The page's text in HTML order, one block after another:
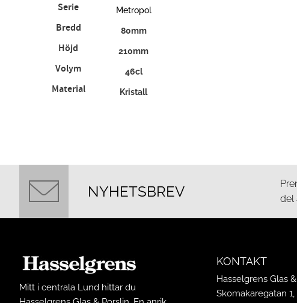
Serie Metropol
Bredd 80mm
Höjd 210mm
Volym 46cl
Material Kristall
NYHETSBREV
del
Mitt i centrala Lund hittar du
KONTAKT
Hasselgrens Glas
Skomakaregatan